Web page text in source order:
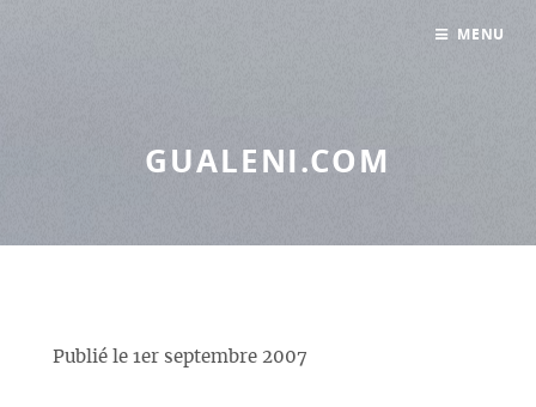
GUALENI.COM
Publié le 1er septembre 2007
MENU